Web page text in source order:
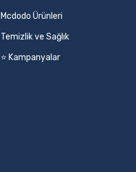
Mcdodo Ürünleri
Temizlik ve Sağlık
⭐ Kampanyalar